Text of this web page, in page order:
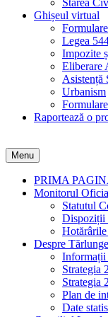
Starea
Ghișeul virtual
Legea
Impozite
Eliberare
Asistență
Urbanism
Formulare
Raportează o
Menu
PRIMA
Monitorul
Statutul
Dispoziții
Despre
Informații
Strategia
Strategia
Plan de
Date